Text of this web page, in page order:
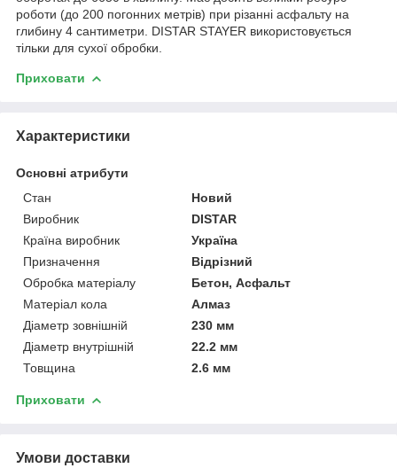
роботи (до 200 погонних метрів) при різанні асфальту на
глибину 4 сантиметри. DISTAR STAYER використовується
тільки для сухої обробки.
Приховати
Характеристики
Основні атрибути
Стан
Новий
Виробник
DISTAR
Країна виробник
Україна
Призначення
Відрізний
Обробка матеріалу
Бетон, Асфальт
Матеріал кола
Алмаз
Діаметр зовнішній
230 мм
Діаметр внутрішній
22.2 мм
Товщина
2.6 мм
Приховати
Умови доставки